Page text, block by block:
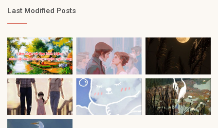
Last Modified Posts